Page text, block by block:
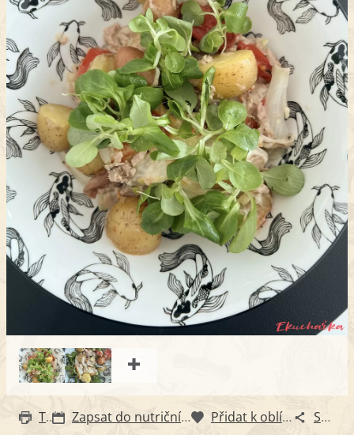
Tisk Zapsat do nutričního diáře Přidat k oblíbeným Sdílet